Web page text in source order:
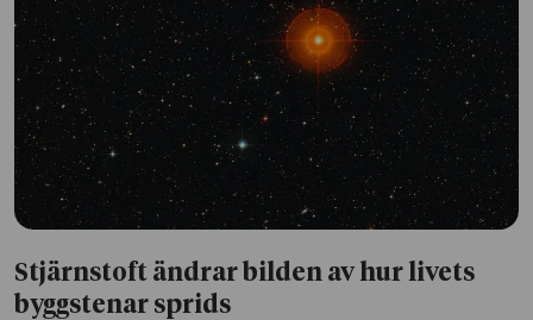
Stjärnstoft ändrar bilden av hur livets
byggstenar sprids